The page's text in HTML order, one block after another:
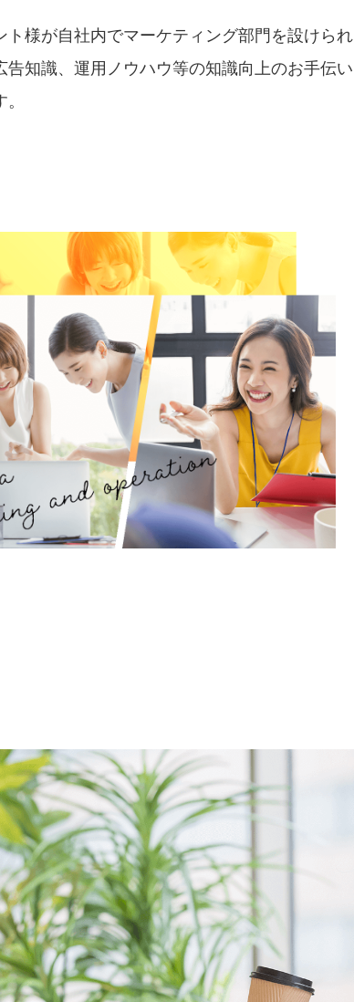
ト様が自社内でマーケティング部門を設けられ
告知識、運用ノウハウ等の知識向上のお手伝い